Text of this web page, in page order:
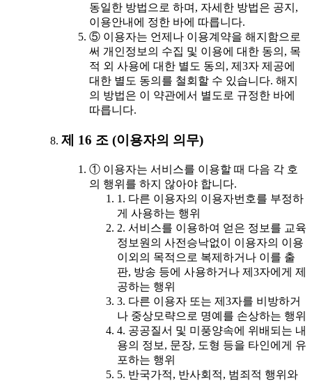
동일한 방법으로 하며, 자세한 방법은 공지,
이용안내에 정한 바에 따릅니다.
⑤ 이용자는 언제나 이용계약을 해지함으로
써 개인정보의 수집 및 이용에 대한 동의, 목
적 외 사용에 대한 별도 동의, 제3자 제공에
대한 별도 동의를 철회할 수 있습니다. 해지
의 방법은 이 약관에서 별도로 규정한 바에
따릅니다.
제 16 조 (이용자의 의무)
① 이용자는 서비스를 이용할 때 다음 각 호
의 행위를 하지 않아야 합니다.
1. 다른 이용자의 이용자번호를 부정하
게 사용하는 행위
2. 서비스를 이용하여 얻은 정보를 교육
정보원의 사전승낙없이 이용자의 이용
이외의 목적으로 복제하거나 이를 출
판, 방송 등에 사용하거나 제3자에게 제
공하는 행위
3. 다른 이용자 또는 제3자를 비방하거
나 중상모략으로 명예를 손상하는 행위
4. 공공질서 및 미풍양속에 위배되는 내
용의 정보, 문장, 도형 등을 타인에게 유
포하는 행위
5. 반국가적, 반사회적, 범죄적 행위와